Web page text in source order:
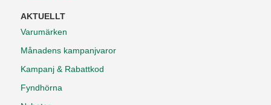
AKTUELLT
Varumärken
Månadens kampanjvaror
Kampanj & Rabattkod
Fyndhörna